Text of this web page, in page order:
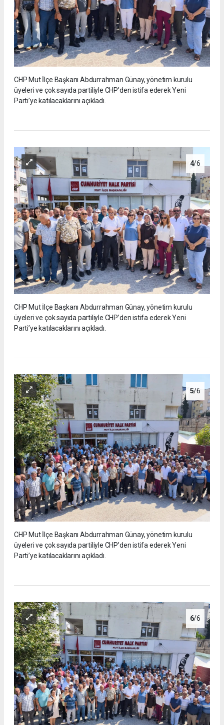
CHP Mut İlçe Başkanı Abdurrahman Günay, yönetim kurulu
üyeleri ve çok sayıda partiliyle CHP’den istifa ederek Yeni
Parti’ye katılacaklarını açıkladı.
4/6
CHP Mut İlçe Başkanı Abdurrahman Günay, yönetim kurulu
üyeleri ve çok sayıda partiliyle CHP’den istifa ederek Yeni
Parti’ye katılacaklarını açıkladı.
5/6
CHP Mut İlçe Başkanı Abdurrahman Günay, yönetim kurulu
üyeleri ve çok sayıda partiliyle CHP’den istifa ederek Yeni
Parti’ye katılacaklarını açıkladı.
6/6